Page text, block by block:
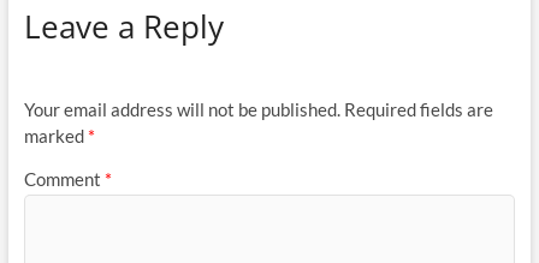
Leave a Reply
Your email address will not be published. Required fields are
marked *
Comment *